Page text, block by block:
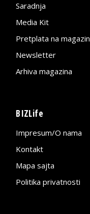
Saradnja
Media Kit
Pretplata na magazin
Newsletter
Arhiva magazina
BIZLife
Impresum/O nama
Kontakt
Mapa sajta
Politika privatnosti